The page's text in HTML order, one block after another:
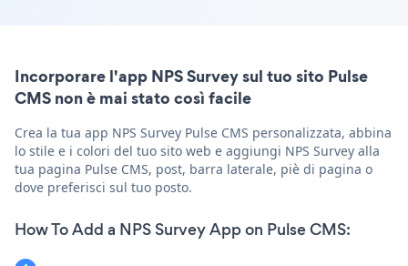
Incorporare l'app NPS Survey sul tuo sito Pulse
CMS non è mai stato così facile
Crea la tua app NPS Survey Pulse CMS personalizzata, abbina
lo stile e i colori del tuo sito web e aggiungi NPS Survey alla
tua pagina Pulse CMS, post, barra laterale, piè di pagina o
dove preferisci sul tuo posto.
How To Add a NPS Survey App on Pulse CMS: